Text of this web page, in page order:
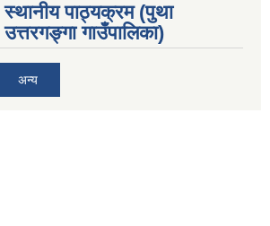
स्थानीय पाठ्यक्रम (पुथा
उत्तरगङ्गा गाउँपालिका)
अन्य